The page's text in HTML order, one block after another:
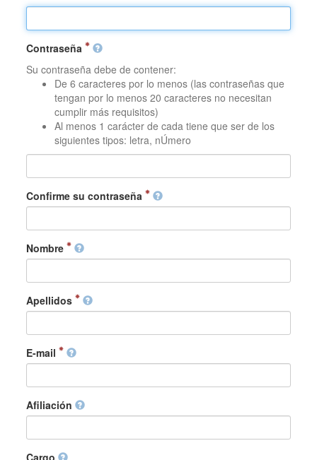
Contraseña
Su contraseña debe de contener:
De 6 caracteres por lo menos (las contraseñas que
tengan por lo menos 20 caracteres no necesitan
cumplir más requisitos)
Al menos 1 carácter de cada tiene que ser de los
siguientes tipos: letra, nÚmero
Confirme su contraseña
Nombre
Apellidos
E-mail
Afiliación
Cargo